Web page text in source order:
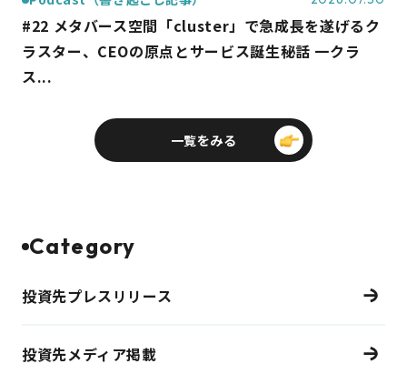
#22 メタバース空間「cluster」で急成長を遂げるク
ラスター、CEOの原点とサービス誕生秘話 一クラ
ス...
一覧をみる
Category
投資先プレスリリース
投資先メディア掲載